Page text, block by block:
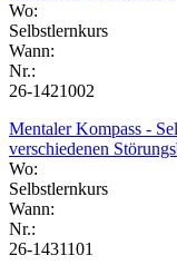
Wo:
Selbstlernkurs
Wann:
Nr.:
26-1421002
Mentaler Kompass -
verschiedenen
Wo:
Selbstlernkurs
Wann:
Nr.:
26-1431101